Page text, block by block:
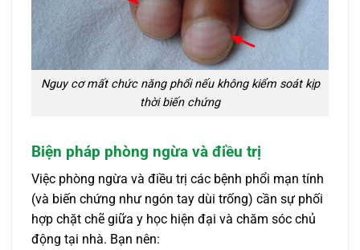
Nguy cơ mất chức năng phổi nếu không kiểm soát kịp
thời biến chứng
Biện pháp phòng ngừa và điều trị
Việc phòng ngừa và điều trị các bệnh phổi mạn tính
(và biến chứng như ngón tay dùi trống) cần sự phối
hợp chặt chẽ giữa y học hiện đại và chăm sóc chủ
động tại nhà. Bạn nên: